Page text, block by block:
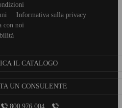
Informativa sulla privacy
con noi
IL CATALOGO
UN CONSULENTE
800 976 004